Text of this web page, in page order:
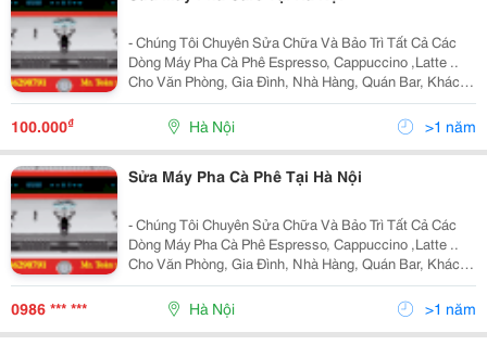
- Chúng Tôi Chuyên Sửa Chữa Và Bảo Trì Tất Cả Các
Dòng Máy Pha Cà Phê Espresso, Cappuccino ,Latte ..
Cho Văn Phòng, Gia Đình, Nhà Hàng, Quán Bar, Khách
Sạn .... . - Bán Và Cho Thuê Máy Pha Cà Phê, Máy Say
Với Những Thương Hiệu Lớn Của Italia Tại V
100.000₫ Hà Nội >1 năm
Sửa Máy Pha Cà Phê Tại Hà Nội
- Chúng Tôi Chuyên Sửa Chữa Và Bảo Trì Tất Cả Các
Dòng Máy Pha Cà Phê Espresso, Cappuccino ,Latte ..
Cho Văn Phòng, Gia Đình, Nhà Hàng, Quán Bar, Khách
Sạn .... . - Bán Và Cho Thuê Máy Pha Cà Phê, Máy Say
Với Những Thương Hiệu Lớn Của Italia Tại V
0986 *** *** Hà Nội >1 năm